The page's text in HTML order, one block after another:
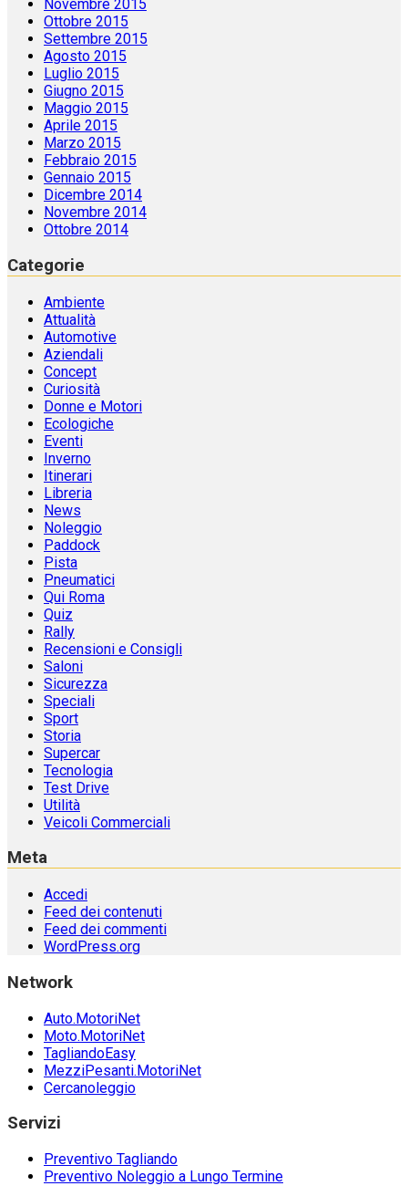
Novembre 2015
Ottobre 2015
Settembre 2015
Agosto 2015
Luglio 2015
Giugno 2015
Maggio 2015
Aprile 2015
Marzo 2015
Febbraio 2015
Gennaio 2015
Dicembre 2014
Novembre 2014
Ottobre 2014
Categorie
Ambiente
Attualità
Automotive
Aziendali
Concept
Curiosità
Donne e Motori
Ecologiche
Eventi
Inverno
Itinerari
Libreria
News
Noleggio
Paddock
Pista
Pneumatici
Qui Roma
Quiz
Rally
Recensioni e Consigli
Saloni
Sicurezza
Speciali
Sport
Storia
Supercar
Tecnologia
Test Drive
Utilità
Veicoli Commerciali
Meta
Accedi
Feed dei contenuti
Feed dei commenti
WordPress.org
Network
Auto.MotoriNet
Moto.MotoriNet
TagliandoEasy
MezziPesanti.MotoriNet
Cercanoleggio
Servizi
Preventivo Tagliando
Preventivo Noleggio a Lungo Termine